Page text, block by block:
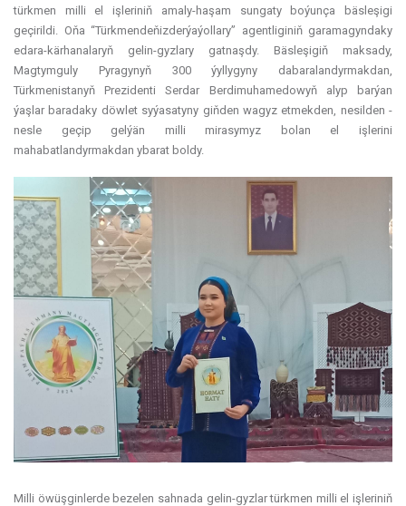
türkmen milli el işleriniň amaly-haşam sungaty boýunça bäsleşigi
geçirildi. Oňa “Türkmendeňizderýaýollary” agentliginiň garamagyndaky
edara-kärhanalaryň gelin-gyzlary gatnaşdy. Bäsleşigiň maksady,
Magtymguly Pyragynyň 300 ýyllygyny dabaralandyrmakdan,
Türkmenistanyň Prezidenti Serdar Berdimuhamedowyň alyp barýan
ýaşlar baradaky döwlet syýasatyny giňden wagyz etmekden, nesilden -
nesle geçip gelýän milli mirasymyz bolan el işlerini
mahabatlandyrmakdan ybarat boldy.
Milli öwüşginlerde bezelen sahnada gelin-gyzlar türkmen milli el işleriniň